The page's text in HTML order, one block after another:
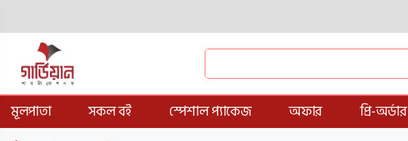
মূলপাতা সকল বই স্পেশাল প্যাকেজ অফার প্রি-অর্ডার